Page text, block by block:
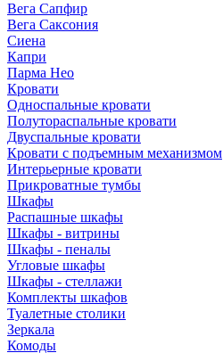
Вега Сапфир
Вега Саксония
Сиена
Капри
Парма Нео
Кровати
Односпальные кровати
Полутораспальные кровати
Двуспальные кровати
Кровати с подъемным механизмом
Интерьерные кровати
Прикроватные тумбы
Шкафы
Распашные шкафы
Шкафы - витрины
Шкафы - пеналы
Угловые шкафы
Шкафы - стеллажи
Комплекты шкафов
Туалетные столики
Зеркала
Комоды